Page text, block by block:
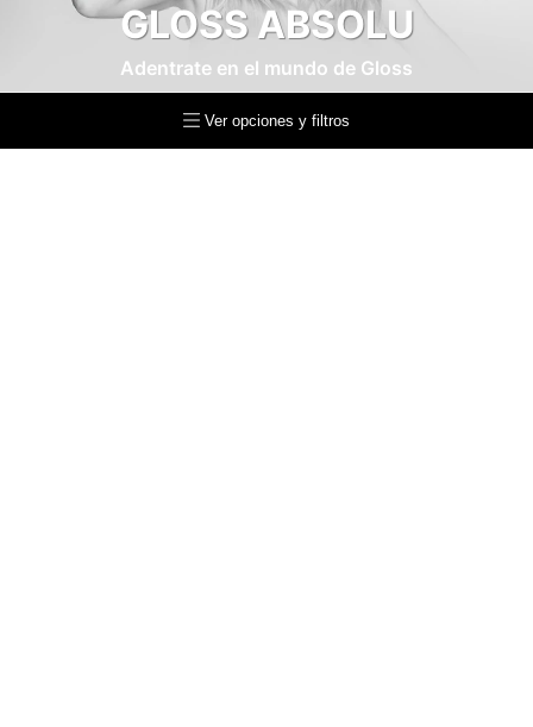
GLOSS ABSOLU
Adentrate en el mundo de Gloss
Ver opciones y filtros